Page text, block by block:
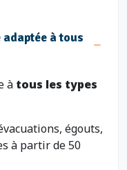
à tous
à tous les types
égouts,
à partir de 50